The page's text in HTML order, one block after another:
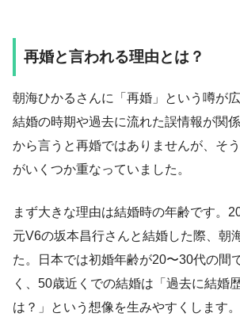
再婚と言われる理由とは？
朝海ひかるさんに「再婚」という噂が
結婚の時期や過去に流れた誤情報が関
から言うと再婚ではありませんが、そ
がいくつか重なっていました。
まず大きな理由は結婚時の年齢です。
元V6の坂本昌行さんと結婚した際、朝
た。日本では初婚年齢が20〜30代の間
く、50歳近くでの結婚は「過去に結婚
は？」という想像を生みやすくします。